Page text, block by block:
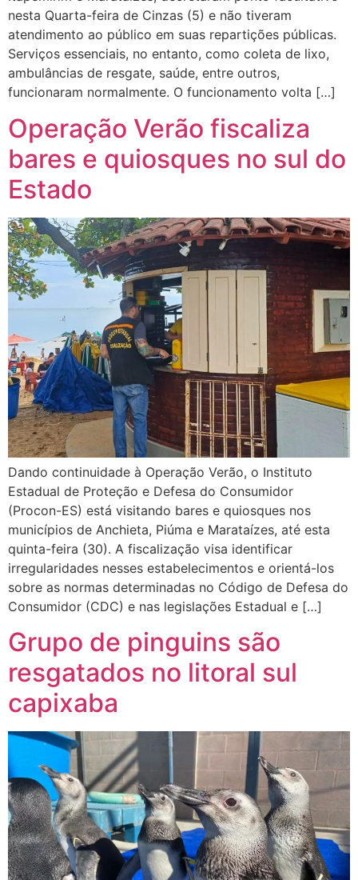
nesta Quarta-feira de Cinzas (5) e não tiveram
atendimento ao público em suas repartições públicas.
Serviços essenciais, no entanto, como coleta de lixo,
ambulâncias de resgate, saúde, entre outros,
funcionaram normalmente. O funcionamento volta […]
Operação Verão fiscaliza
bares e quiosques no sul do
Estado
Dando continuidade à Operação Verão, o Instituto
Estadual de Proteção e Defesa do Consumidor
(Procon-ES) está visitando bares e quiosques nos
municípios de Anchieta, Piúma e Marataízes, até esta
quinta-feira (30). A fiscalização visa identificar
irregularidades nesses estabelecimentos e orientá-los
sobre as normas determinadas no Código de Defesa do
Consumidor (CDC) e nas legislações Estadual e […]
Grupo de pinguins são
resgatados no litoral sul
capixaba